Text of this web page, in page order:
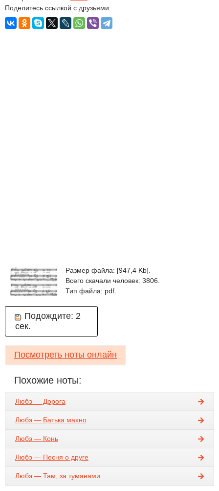
Поделитесь ссылкой с друзьями:
Размер файла: [947,4 Kb].
Всего скачали человек: 3806.
Тип файла: pdf.
Подождите: 2
сек.
Посмотреть ноты онлайн
Похожие ноты:
Любэ — Дорога
Любэ — Батька махно
Любэ — Конь
Любэ — Песня о друге
Любэ — Там, за туманами